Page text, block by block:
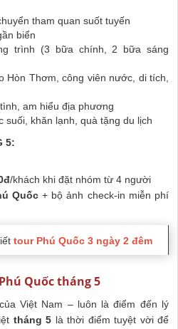
tham quan suốt tuyến
biển
trình (3 bữa chính, 2 bữa sáng
Hòn Thơm, công viên nước, di tích,
am hiểu địa phương
suối, khăn lạnh, quà tặng du lịch
5:
/khách khi đặt nhóm từ 4 người
Quốc+ bộ ảnh check-in miễn phí
tour Phú Quốc 3 ngày 2 đêm
Quốc tháng 5
Việt Nam – luôn là điểm đến lý
tháng 5 là thời điểm tuyệt vời để